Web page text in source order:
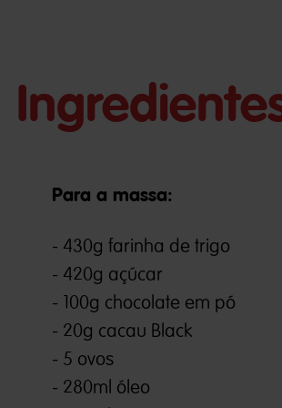
Para a massa:
- 430g farinha de trigo
- 420g açúcar
- 100g chocolate em pó
- 20g cacau Black
- 5 ovos
- 280ml óleo